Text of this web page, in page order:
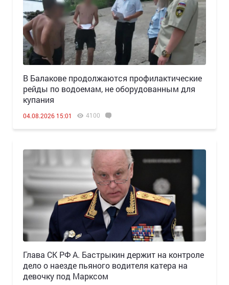
В Балакове продолжаются профилактические
рейды по водоемам, не оборудованным для
купания
04.08.2026 15:01 4100
Глава СК РФ А. Бастрыкин держит на контроле
дело о наезде пьяного водителя катера на
девочку под Марксом